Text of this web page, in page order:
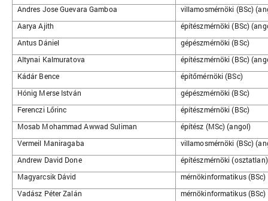
Andres Jose Guevara Gamboa
villamosmérnöki (BSc)
Aarya Ajith
építészmérnöki (BSc)
Antus Dániel
gépészmérnöki (BSc)
Altynai Kalmuratova
építészmérnöki (BSc)
Kádár Bence
építőmérnöki (BSc)
Hónig Merse István
gépészmérnöki (BSc)
Ferenczi Lőrinc
építészmérnöki (BSc)
Mosab Mohammad Awwad Suliman
építész (MSc) (angol)
Vermeil Maniragaba
villamosmérnöki (BSc)
Andrew David Done
építészmérnöki
Magyarcsik Dávid
mérnökinformatikus (BSc)
Vadász Péter Zalán
mérnökinformatikus (BSc)